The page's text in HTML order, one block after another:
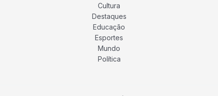
Cultura
Destaques
Educação
Esportes
Mundo
Política